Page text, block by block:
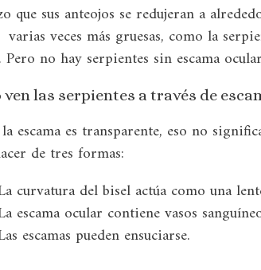
que sus anteojos se redujeran a
veces más gruesas, como la
Pero no hay serpientes sin escama
ven las serpientes a través de
escama es transparente, eso no
de tres formas:
curvatura del bisel actúa como una
escama ocular contiene vasos
escamas pueden ensuciarse.